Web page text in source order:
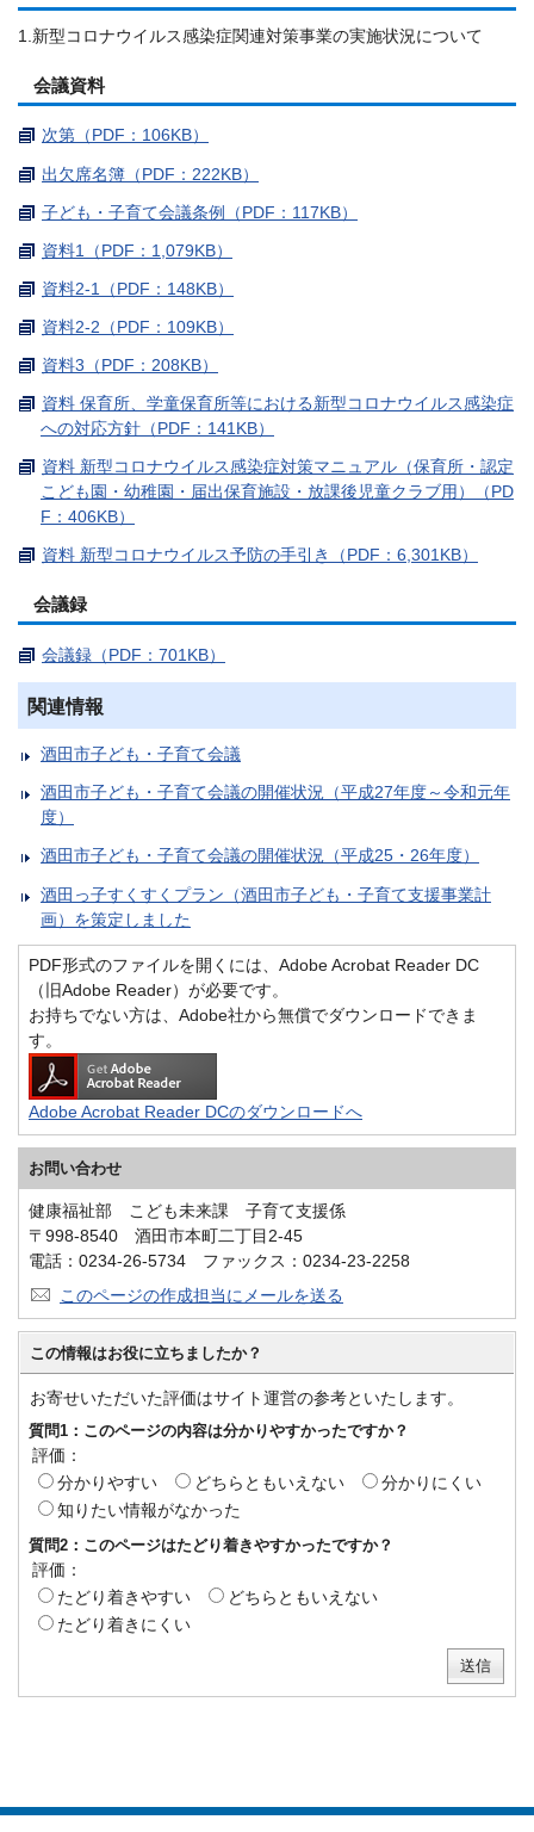
1.新型コロナウイルス感染症関連対策事業の実施状況について
会議資料
次第（PDF：106KB）
出欠席名簿（PDF：222KB）
子ども・子育て会議条例（PDF：117KB）
資料1（PDF：1,079KB）
資料2-1（PDF：148KB）
資料2-2（PDF：109KB）
資料3（PDF：208KB）
資料 保育所、学童保育所等における新型コロナウイルス感染症
への対応方針（PDF：141KB）
資料 新型コロナウイルス感染症対策マニュアル（保育所・認定
こども園・幼稚園・届出保育施設・放課後児童クラブ用）（PD
F：406KB）
資料 新型コロナウイルス予防の手引き（PDF：6,301KB）
会議録
会議録（PDF：701KB）
関連情報
酒田市子ども・子育て会議
酒田市子ども・子育て会議の開催状況（平成27年度～令和元年
度）
酒田市子ども・子育て会議の開催状況（平成25・26年度）
酒田っ子すくすくプラン（酒田市子ども・子育て支援事業計
画）を策定しました
PDF形式のファイルを開くには、Adobe Acrobat Reader DC
（旧Adobe Reader）が必要です。
お持ちでない方は、Adobe社から無償でダウンロードできま
す。
Adobe Acrobat Reader DCのダウンロードへ
お問い合わせ
健康福祉部 こども未来課 子育て支援係
〒998-8540 酒田市本町二丁目2-45
電話：0234-26-5734 ファックス：0234-23-2258
このページの作成担当にメールを送る
この情報はお役に立ちましたか？
お寄せいただいた評価はサイト運営の参考といたします。
質問1：このページの内容は分かりやすかったですか？
評価：
分かりやすい
どちらともいえない
分かりにくい
知りたい情報がなかった
質問2：このページはたどり着きやすかったですか？
評価：
たどり着きやすい
どちらともいえない
たどり着きにくい